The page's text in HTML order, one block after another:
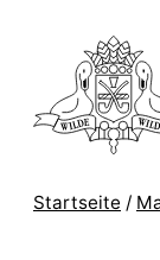
Startseite /